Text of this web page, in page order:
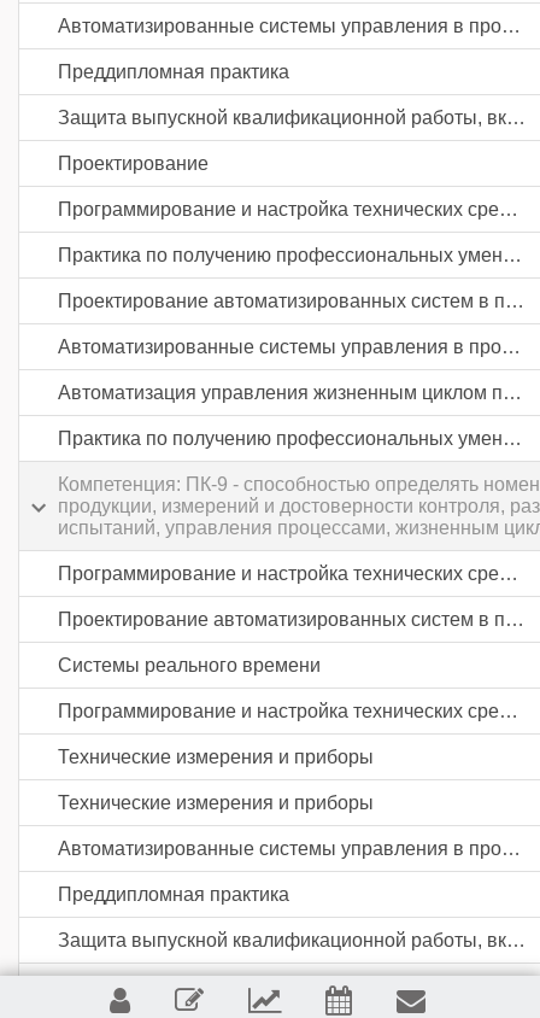
Автоматизированные системы управления в промышленности
Преддипломная практика
Защита выпускной квалификационной работы, включая подготовку к процедуре защиты и процедуру защиты
Проектирование
Программирование и настройка технических средств автоматизации и управления
Практика по получению профессиональных умений и опыта профессиональной деятельности
Проектирование автоматизированных систем в промышленности
Автоматизированные системы управления в промышленности
Автоматизация управления жизненным циклом продукции в промышленности
Практика по получению профессиональных умений и опыта профессиональной деятельности
Компетенция: ПК-9 - способностью определять
продукции, измерений и достоверности контроля,
испытаний, управления процессами, жизненным
Программирование и настройка технических средств автоматизации и управления
Проектирование автоматизированных систем в промышленности
Системы реального времени
Программирование и настройка технических средств автоматизации и управления
Технические измерения и приборы
Технические измерения и приборы
Автоматизированные системы управления в промышленности
Преддипломная практика
Защита выпускной квалификационной работы, включая подготовку к процедуре защиты и процедуру защиты
Бережливое производство